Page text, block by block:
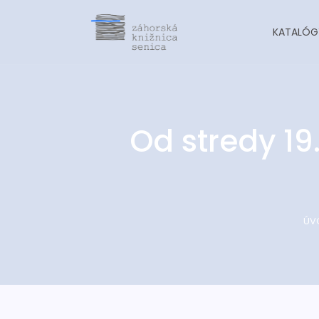
Od stredy